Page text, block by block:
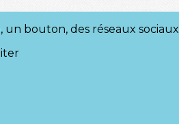
bouton, des réseaux sociaux